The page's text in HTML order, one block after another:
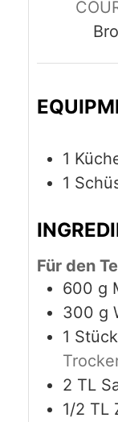
1
1
Für den
600 g
300 g
1 Stück
2 TL
1/2 TL